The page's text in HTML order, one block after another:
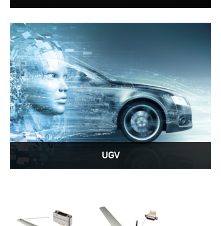
Uçak elektrik konektörleri, hassaslık ve stabilite
gibi yüksek performanslarından dolayı
sensörlere de uygulanabilir.
View More >
UGV'nin modern savaşta büyük avantajları
UGV